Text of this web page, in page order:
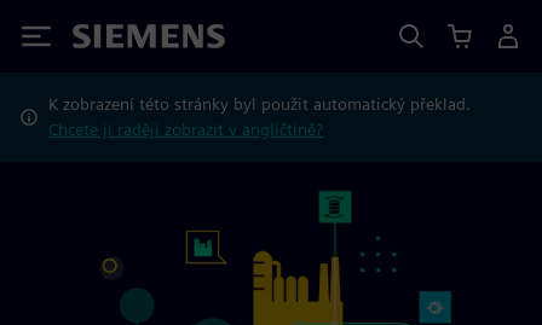
Siemens
K zobrazení této stránky byl použit automatický překlad.
Chcete ji raději zobrazit v angličtině?